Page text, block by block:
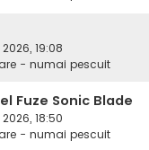
19:08
- numai pescuit
Fuze Sonic Blade
18:50
- numai pescuit